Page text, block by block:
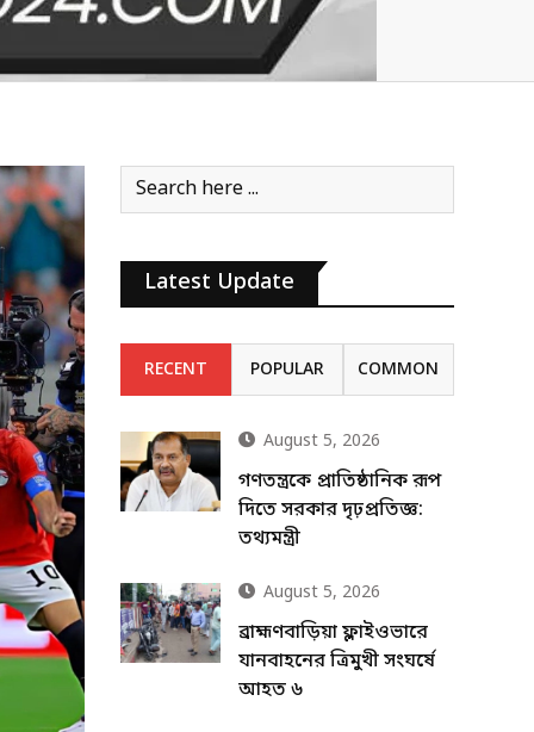
Latest Update
RECENT POPULAR COMMON
August 5, 2026
গণতন্ত্রকে প্রাতিষ্ঠানিক রূপ
দিতে সরকার দৃঢ়প্রতিজ্ঞ:
তথ্যমন্ত্রী
August 5, 2026
ব্রাহ্মণবাড়িয়া ফ্লাইওভারে
যানবাহনের ত্রিমুখী সংঘর্ষে
আহত ৬